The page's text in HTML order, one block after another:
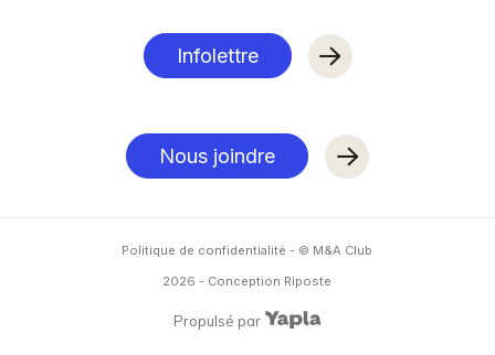
Infolettre
Nous joindre
Politique de confidentialité - © M&A Club
2026 - Conception Riposte
Propulsé par